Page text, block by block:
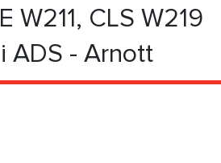
W211, CLS W219
ADS - Arnott